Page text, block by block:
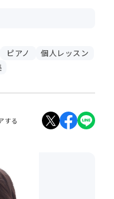
ピアノ
個人レッスン
する